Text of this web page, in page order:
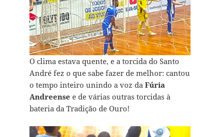
O clima estava quente, e a torcida do Santo
André fez o que sabe fazer de melhor: cantou
o tempo inteiro unindo a voz da Fúria
Andreense e de várias outras torcidas à
bateria da Tradição de Ouro!